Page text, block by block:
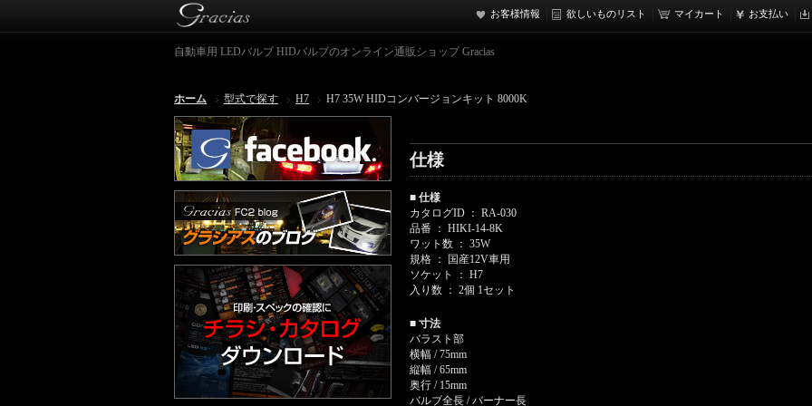
お客様情報 欲しいものリスト マイカート お支払い
自動車用 LEDバルブ HIDバルブのオンライン通販ショップ Gracias
ホーム 型式で探す H7 H7 35W HIDコンバージョンキット 8000K
仕様
■ 仕様
カタログID ： RA-030
品番 ： HIKI-14-8K
ワット数 ： 35W
規格 ： 国産12V車用
ソケット ： H7
入り数 ： 2個 1セット
■ 寸法
バラスト部
横幅 / 75mm
縦幅 / 65mm
奥行 / 15mm
バルブ全長 / バーナー長